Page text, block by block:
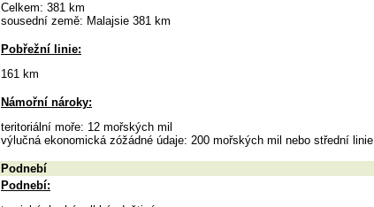
Celkem: 381 km
sousední země: Malajsie 381 km
Pobřežní linie:
161 km
Námořní nároky:
teritoriální moře: 12 mořských mil
výlučná ekonomická zóžádné údaje: 200 mořských mil nebo střední linie
Podnebí
Podnebí: